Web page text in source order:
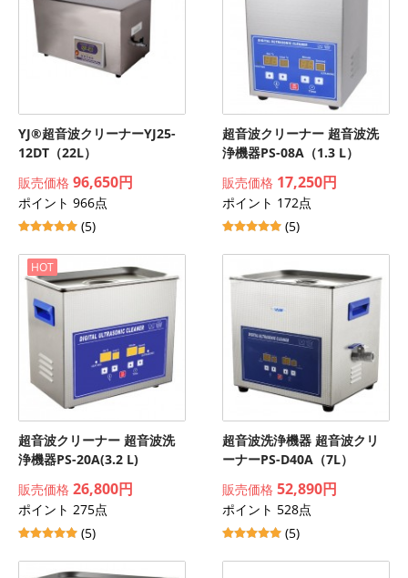
YJ®超音波クリーナーYJ25-
12DT（22L）
販売価格 96,650円
ポイント 966点
(5)
超音波クリーナー 超音波洗
浄機器PS-08A（1.3 L）
販売価格 17,250円
ポイント 172点
(5)
HOT
超音波クリーナー 超音波洗
浄機器PS-20A(3.2 L)
販売価格 26,800円
ポイント 275点
(5)
超音波洗浄機器 超音波クリ
ーナーPS-D40A（7L）
販売価格 52,890円
ポイント 528点
(5)